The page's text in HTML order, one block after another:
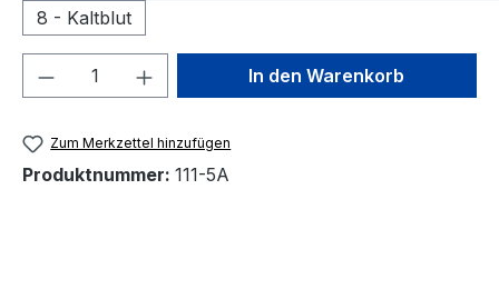
8 - Kaltblut
Produkt Anzahl: Gib denIn den Warenkorb
Zum Merkzettel hinzufügen
Produktnummer: 111-5A